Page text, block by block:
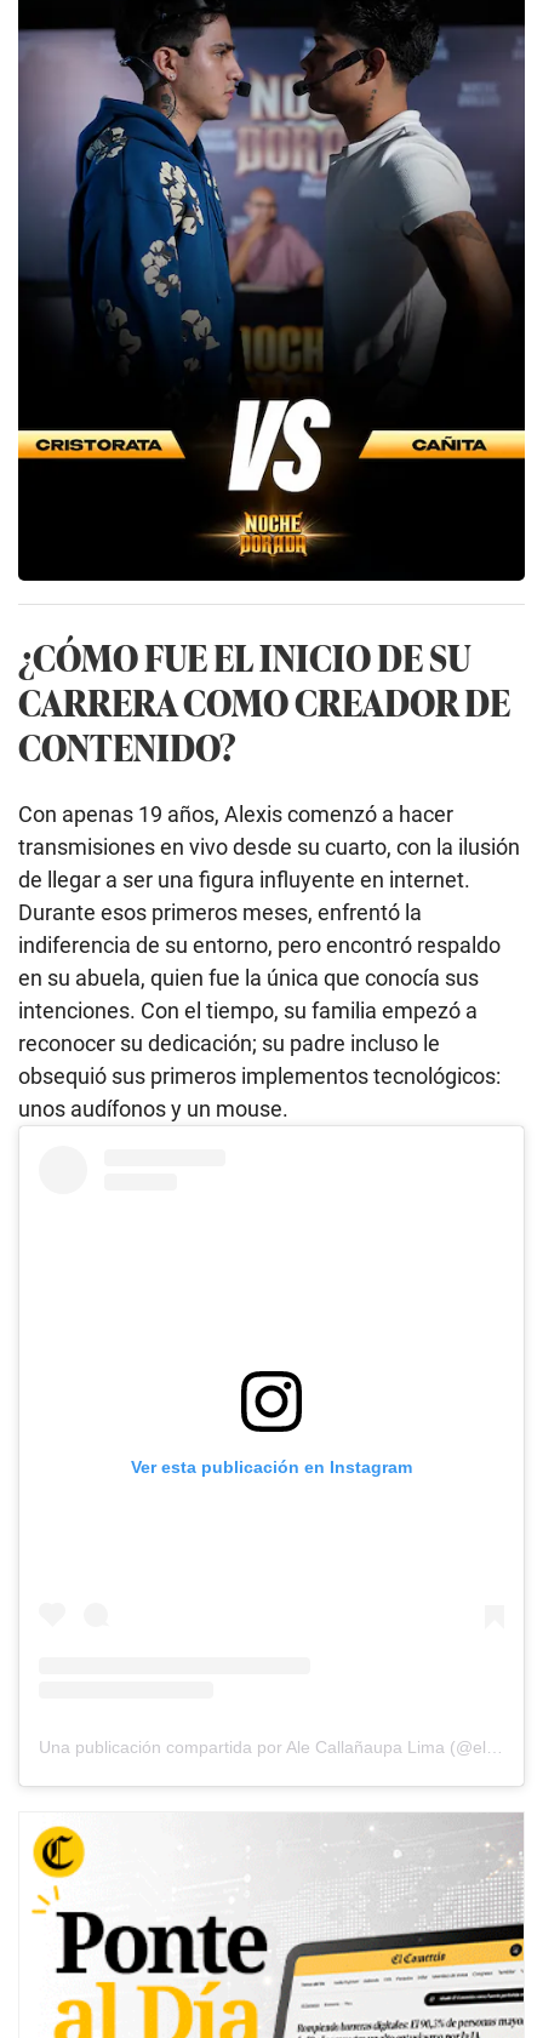
¿CÓMO FUE EL INICIO DE SU
CARRERA COMO CREADOR DE
CONTENIDO?
Con apenas 19 años, Alexis comenzó a hacer
transmisiones en vivo desde su cuarto, con la ilusión
de llegar a ser una figura influyente en internet.
Durante esos primeros meses, enfrentó la
indiferencia de su entorno, pero encontró respaldo
en su abuela, quien fue la única que conocía sus
intenciones. Con el tiempo, su familia empezó a
reconocer su dedicación; su padre incluso le
obsequió sus primeros implementos tecnológicos:
unos audífonos y un mouse.
Ver esta publicación en Instagram